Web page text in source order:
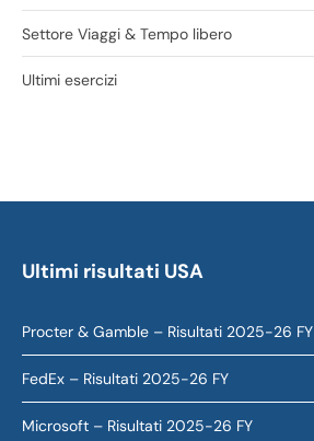
Settore Viaggi & Tempo libero
Ultimi esercizi
Ultimi risultati USA
Procter & Gamble – Risultati 2025-26 FY
FedEx – Risultati 2025-26 FY
Microsoft – Risultati 2025-26 FY